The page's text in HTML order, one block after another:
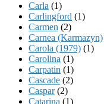
Carla (1)
Carlingford (1)
Carmen (2)
Carnea (Karmazyn)
Carola (1979) (1)
Carolina (1)
Carpatin (1)
Cascade (2)
Caspar(2)
Catarina (1)